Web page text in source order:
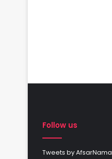
Follow us
Tweets by AfsarNama